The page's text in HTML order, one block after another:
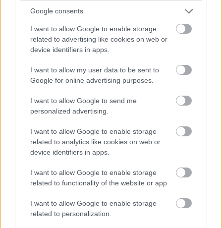
Google consents
I want to allow Google to enable storage
related to advertising like cookies on web or
device identifiers in apps.
I want to allow my user data to be sent to
Google for online advertising purposes.
I want to allow Google to send me
personalized advertising.
I want to allow Google to enable storage
related to analytics like cookies on web or
device identifiers in apps.
I want to allow Google to enable storage
related to functionality of the website or app.
I want to allow Google to enable storage
related to personalization.
Verstappentől. Érdekesség, hogy mindkét Ferrari a kemény
gumikon dolgozik. Leclerc jelenleg a hetedik helyen van, de
ugyanazon az abroncson van kint, mint korábban a
csapattársa.
Russell nagyon szenvedett korábban, most azonban az
időeredmények alapján sikerült előrébb jutnia. Jelenleg a
negyedik három tizedes hátrányban.
ezredre van Sainz, aki felugrott a második helyre, Alonso
pedig a harmadik. Érdekesség, hogy szinte mindenki a